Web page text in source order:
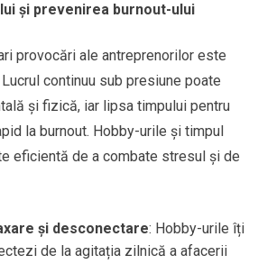
și prevenirea burnout-ului
provocări ale antreprenorilor este
continuu sub presiune poate
și fizică, iar lipsa timpului pentru
la burnout. Hobby-urile și timpul
eficientă de a combate stresul și de
și desconectare: Hobby-urile îți
de la agitația zilnică a afacerii